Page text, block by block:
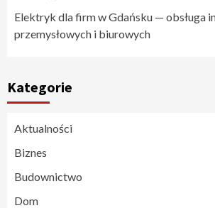
Elektryk dla firm w Gdańsku — obsługa
przemysłowych i biurowych
Kategorie
Aktualności
Biznes
Budownictwo
Dom